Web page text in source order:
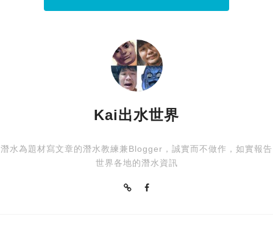
Kai出水世界
潛水為題材寫文章的潛水教練兼Blogger，誠實而不做作，如實報告
世界各地的潛水資訊